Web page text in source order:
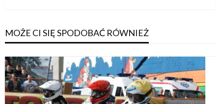
MOŻE CI SIĘ SPODOBAĆ RÓWNIEŻ